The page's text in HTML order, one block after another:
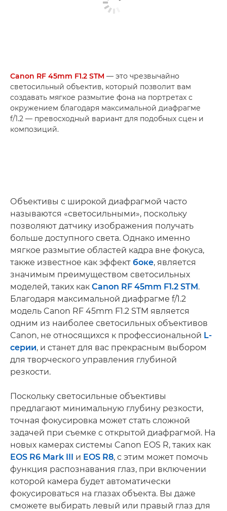
Canon RF 45mm F1.2 STM — это чрезвычайно
светосильный объектив, который позволит вам
создавать мягкое размытие фона на портретах с
окружением благодаря максимальной диафрагме
f/1.2 — превосходный вариант для подобных сцен и
композиций.
Объективы с широкой диафрагмой часто
называются «светосильными», поскольку
позволяют датчику изображения получать
больше доступного света. Однако именно
мягкое размытие областей кадра вне фокуса,
также известное как эффект боке, является
значимым преимуществом светосильных
моделей, таких как Canon RF 45mm F1.2 STM.
Благодаря максимальной диафрагме f/1.2
модель Canon RF 45mm F1.2 STM является
одним из наиболее светосильных объективов
Canon, не относящихся к профессиональной L-
серии, и станет для вас прекрасным выбором
для творческого управления глубиной
резкости.
Поскольку светосильные объективы
предлагают минимальную глубину резкости,
точная фокусировка может стать сложной
задачей при съемке с открытой диафрагмой. На
новых камерах системы Canon EOS R, таких как
EOS R6 Mark III и EOS R8, с этим может помочь
функция распознавания глаз, при включении
которой камера будет автоматически
фокусироваться на глазах объекта. Вы даже
сможете выбирать левый или правый глаз для